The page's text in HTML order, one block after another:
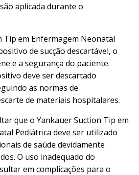
aplicada durante o
Tip em Enfermagem Neonatal
de sucção descartável, o
e a segurança do paciente.
deve ser descartado
as normas de
de materiais hospitalares.
que o Yankauer Suction Tip em
Pediátrica deve ser utilizado
de saúde devidamente
O uso inadequado do
em complicações para o